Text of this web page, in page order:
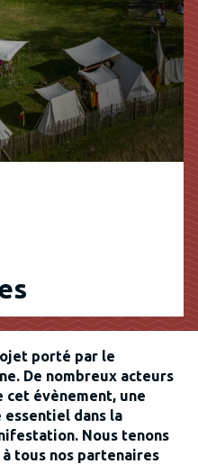
porté par le
De nombreux acteurs
évènement, une
dans la
Nous tenons
à tous nos partenaires